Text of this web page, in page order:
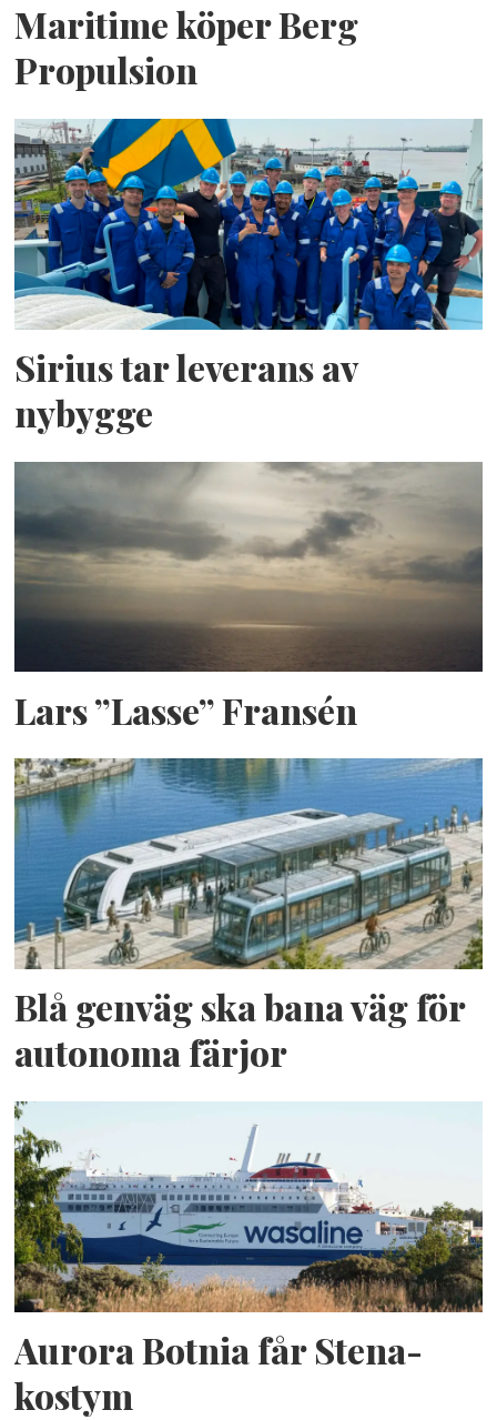
Maritime köper Berg
Propulsion
Sirius tar leverans av
nybygge
Lars ”Lasse” Fransén
Blå genväg ska bana väg för
autonoma färjor
Aurora Botnia får Stena-
kostym